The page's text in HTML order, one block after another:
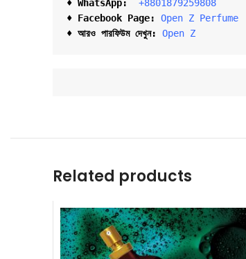
♦ WhatsApp:
+8801879259808
♦ Facebook Page:
Open Z Perfume
♦ আরও পারফিউম দেখুন:
Open Z
Related products